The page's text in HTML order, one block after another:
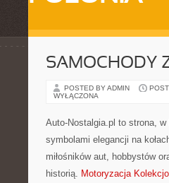
SAMOCHODY
POSTED BY ADMIN
WYŁĄCZONA
Auto-Nostalgia.pl to strona,
symbolami elegancji na
miłośników aut, hobbystów
historią. Motoryzacja